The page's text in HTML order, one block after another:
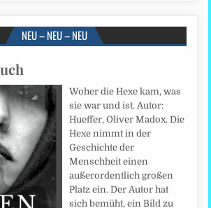
NEU – NEU – NEU
Woher die Hexe kam, was
sie war und ist. Autor:
Hueffer, Oliver Madox. Die
Hexe nimmt in der
Geschichte der
Menschheit einen
außerordentlich großen
Platz ein. Der Autor hat
sich bemüht, ein Bild zu